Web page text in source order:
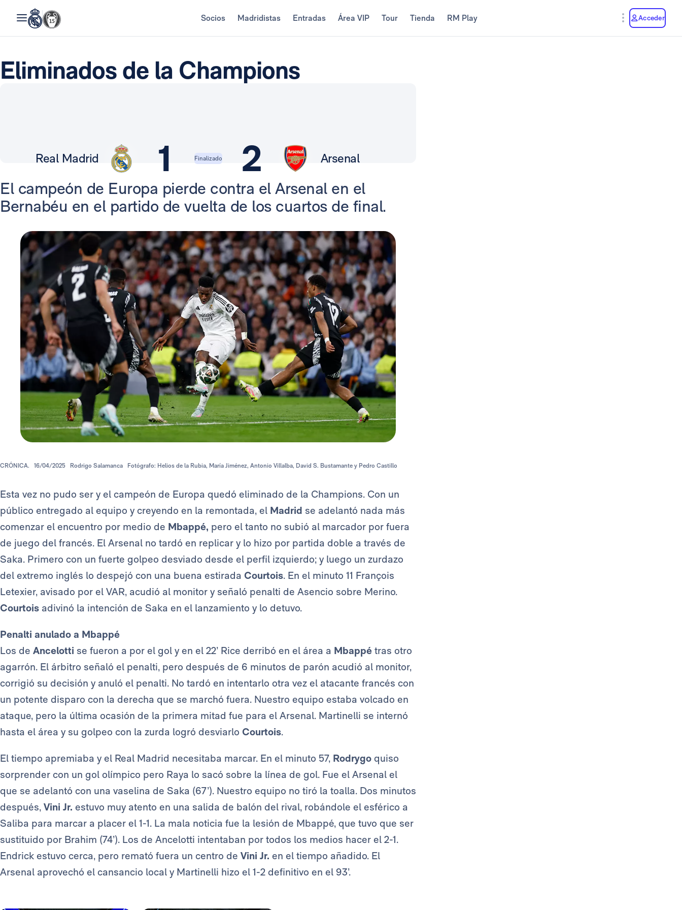
Socios Madridistas Entradas Área VIP Tour Tienda RM Play Acceder
Eliminados de la Champions
1 2
Real Madrid Finalizado Arsenal
El campeón de Europa pierde contra el Arsenal en el
Bernabéu en el partido de vuelta de los cuartos de final.
CRÓNICA. 16/04/2025 Rodrigo Salamanca Fotógrafo: Helios de la Rubia, María Jiménez, Antonio Villalba, David S. Bustamante y Pedro Castillo
Esta vez no pudo ser y el campeón de Europa quedó eliminado de la Champions. Con un
público entregado al equipo y creyendo en la remontada, el Madrid se adelantó nada más
comenzar el encuentro por medio de Mbappé, pero el tanto no subió al marcador por fuera
de juego del francés. El Arsenal no tardó en replicar y lo hizo por partida doble a través de
Saka. Primero con un fuerte golpeo desviado desde el perfil izquierdo; y luego un zurdazo
del extremo inglés lo despejó con una buena estirada Courtois. En el minuto 11 François
Letexier, avisado por el VAR, acudió al monitor y señaló penalti de Asencio sobre Merino.
Courtois adivinó la intención de Saka en el lanzamiento y lo detuvo.
Penalti anulado a Mbappé
Los de Ancelotti se fueron a por el gol y en el 22’ Rice derribó en el área a Mbappé tras otro
agarrón. El árbitro señaló el penalti, pero después de 6 minutos de parón acudió al monitor,
corrigió su decisión y anuló el penalti. No tardó en intentarlo otra vez el atacante francés con
un potente disparo con la derecha que se marchó fuera. Nuestro equipo estaba volcado en
ataque, pero la última ocasión de la primera mitad fue para el Arsenal. Martinelli se internó
hasta el área y su golpeo con la zurda logró desviarlo Courtois.
El tiempo apremiaba y el Real Madrid necesitaba marcar. En el minuto 57, Rodrygo quiso
sorprender con un gol olímpico pero Raya lo sacó sobre la línea de gol. Fue el Arsenal el
que se adelantó con una vaselina de Saka (67’). Nuestro equipo no tiró la toalla. Dos minutos
después, Vini Jr. estuvo muy atento en una salida de balón del rival, robándole el esférico a
Saliba para marcar a placer el 1-1. La mala noticia fue la lesión de Mbappé, que tuvo que ser
sustituido por Brahim (74’). Los de Ancelotti intentaban por todos los medios hacer el 2-1.
Endrick estuvo cerca, pero remató fuera un centro de Vini Jr. en el tiempo añadido. El
Arsenal aprovechó el cansancio local y Martinelli hizo el 1-2 definitivo en el 93’.